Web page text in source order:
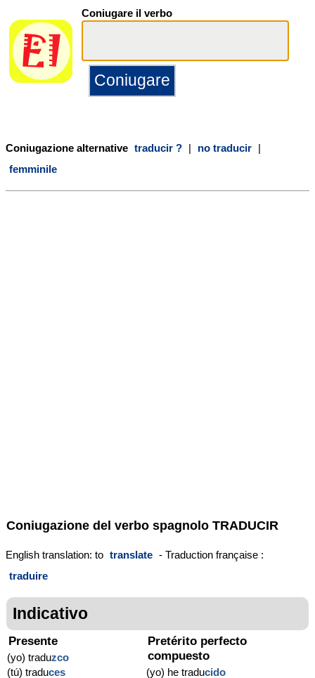
Coniugare il verbo
Coniugazione alternative traducir ? | no traducir |
femminile
Coniugazione del verbo spagnolo TRADUCIR
English translation: to translate - Traduction française :
traduire
Indicativo
Presente
(yo) traduzco
(tú) traduces
Pretérito perfecto
compuesto
(yo) he traducido